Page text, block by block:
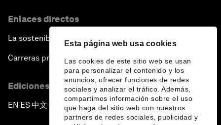
Esta página web usa cookies
Las cookies de este sitio web se usan
para personalizar el contenido y los
anuncios, ofrecer funciones de redes
sociales y analizar el tráfico. Además,
compartimos información sobre el uso
que haga del sitio web con nuestros
partners de redes sociales, publicidad y
Enlaces directos
La sostenibilidad en el Foro
Carreras profesionales
Ediciones en otros idiomas
EN ▪ES▪中文▪ 日本語